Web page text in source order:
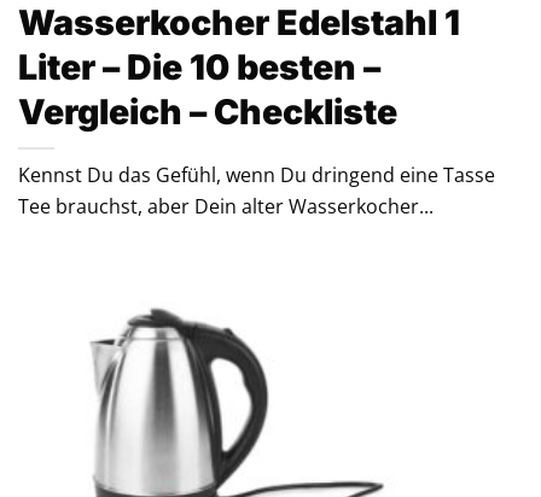
Wasserkocher Edelstahl 1
Liter – Die 10 besten –
Vergleich – Checkliste
Kennst Du das Gefühl, wenn Du dringend eine Tasse
Tee brauchst, aber Dein alter Wasserkocher...